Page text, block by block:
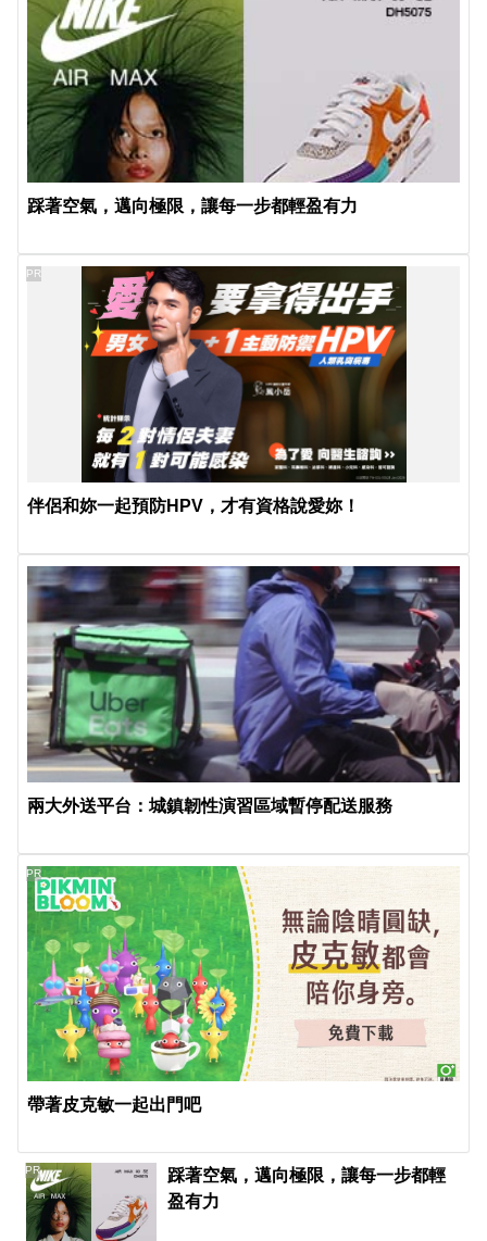
踩著空氣，邁向極限，讓每一步都輕盈有力
伴侶和妳一起預防HPV，才有資格說愛妳！
PR
兩大外送平台：城鎮韌性演習區域暫停配送服務
帶著皮克敏一起出門吧
PR
踩著空氣，邁向極限，讓每一步都輕
盈有力
PR